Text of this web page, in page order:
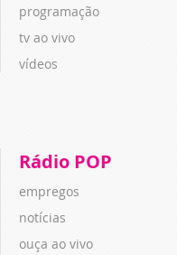
programação
tv ao vivo
vídeos
Rádio POP
empregos
notícias
ouça ao vivo